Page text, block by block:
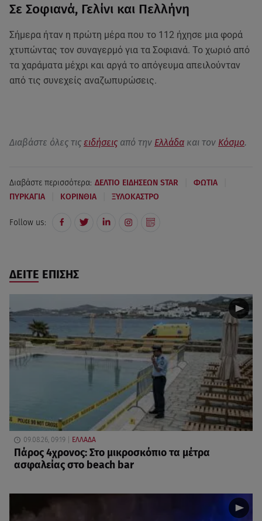
Σε Σοφιανά, Γελίνι και Πελλήνη
Σήμερα ήταν η πρώτη μέρα που το 112 ήχησε μια φορά
χτυπώντας τον συναγερμό για τα Σοφιανά. Το χωριό από
τα χαράματα μέχρι και αργά το απόγευμα απειλούνταν
από τις συνεχείς αναζωπυρώσεις.
Διαβάστε όλες τις ειδήσεις από την Ελλάδα και τον Κόσμο.
Διαβάστε περισσότερα: ΔΕΛΤΙΟ ΕΙΔΗΣΕΩΝ STAR ΦΩΤΙΑ
ΠΥΡΚΑΓΙΑ ΚΟΡΙΝΘΙΑ ΞΥΛΟΚΑΣΤΡΟ
Follow us:
ΔΕΙΤΕ ΕΠΙΣΗΣ
09.08.26, 09:19 ΕΛΛΑΔΑ
Πάρος 4χρονος: Στο μικροσκόπιο τα μέτρα
ασφαλείας στο beach bar